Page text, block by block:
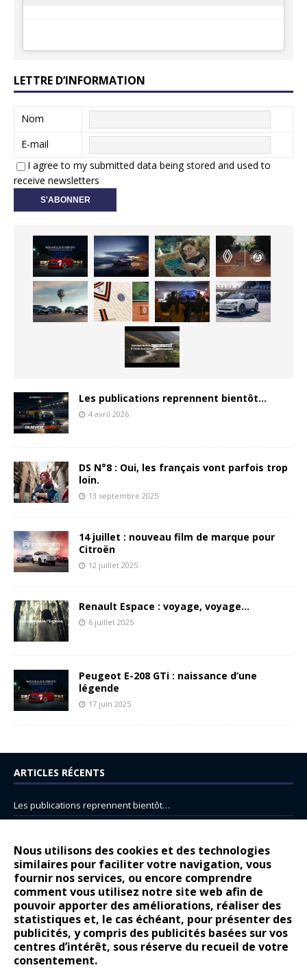
Nous utilisons des cookies et des technologies
similaires pour faciliter votre navigation, vous
fournir nos services, ou encore comprendre
comment vous utilisez notre site web afin de
pouvoir apporter des améliorations, réaliser des
statistiques et, le cas échéant, pour présenter des
publicités, y compris des publicités basées sur vos
centres d’intérêt, sous réserve du recueil de votre
consentement.
LETTRE D’INFORMATION
Nom
E-mail
I agree to my submitted data being stored and used to
receive newsletters
Les publications reprennent bientôt…
4 avril 2026
DS N°8 : Oui, les français vont parfois trop
loin.
13 septembre 2025
14 juillet : nouveau film de marque pour
Citroën
12 juillet 2025
Renault Espace : voyage, voyage…
6 juillet 2025
Peugeot E-208 GTi : naissance d’une
légende
17 juin 2025
ARTICLES RÉCENTS
Les publications reprennent bientôt…
14 juillet : nouveau film de marque pour Citroën
Renault Espace : voyage, voyage…
Peugeot E-208 GTi : naissance d’une légende
COMMENTAIRES RÉCENTS
Bernard DardartdansDacia Sandero : pour les gens vrais